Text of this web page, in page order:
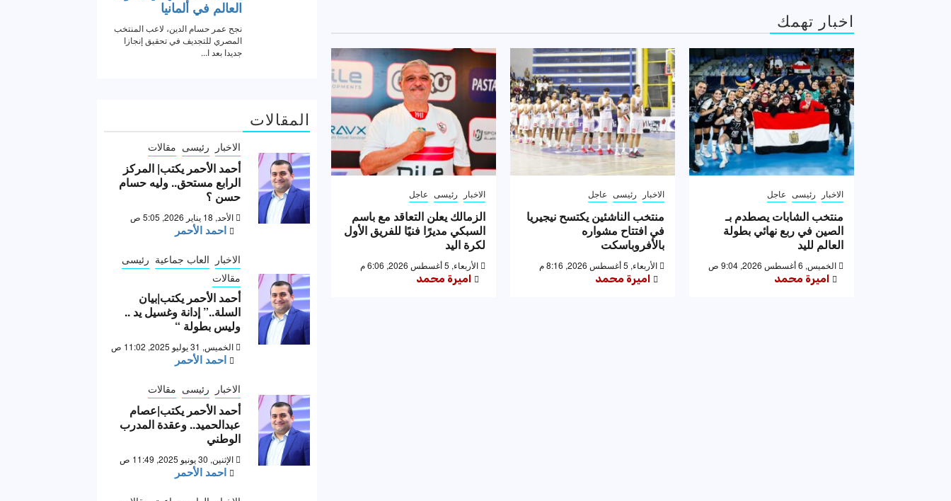
اخبار تهمك
الاخبار رئيسى عاجل
منتخب الشابات يصطدم بـ
الصين في ربع نهائي بطولة
العالم لليد
الخميس, 6 أغسطس 2026, 9:04 ص
اميرة محمد
الاخبار رئيسى عاجل
منتخب الناشئين يكتسح نيجيريا
في افتتاح مشواره
بالأفروباسكت
الأربعاء, 5 أغسطس 2026, 8:16 م
اميرة محمد
الاخبار رئيسى عاجل
الزمالك يعلن التعاقد مع باسم
السبكي مديرًا فنيًا للفريق الأول
لكرة اليد
الأربعاء, 5 أغسطس 2026, 6:06 م
اميرة محمد
المقالات
الاخبار رئيسى مقالات
أحمد الأحمر يكتب| المركز
الرابع مستحق.. وليه حسام
حسن ؟
الأحد, 18 يناير 2026, 5:05 ص
احمد الأحمر
الاخبار العاب جماعية رئيسى
مقالات
أحمد الأحمر يكتب|بيان
السلة..” إدانة وغسيل يد ..
وليس بطولة “
الخميس, 31 يوليو 2025, 11:02 ص
احمد الأحمر
الاخبار رئيسى مقالات
أحمد الأحمر يكتب|عصام
عبدالحميد.. وعقدة المدرب
الوطني
الإثنين, 30 يونيو 2025, 11:49 ص
احمد الأحمر